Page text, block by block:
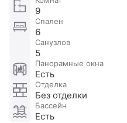
9
Спален
6
Санузлов
5
Панорамные окна
Есть
Отделка
Без отделки
Бассейн
Есть